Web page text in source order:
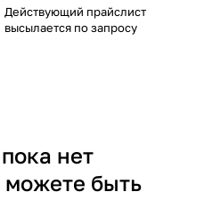
Действующий прайслист
высылается по запросу
нет
быть